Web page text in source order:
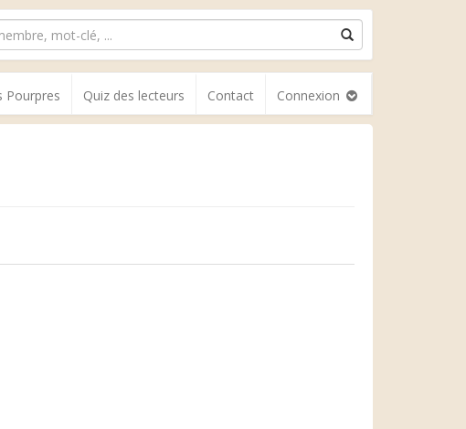
Pourpres Quiz des lecteurs Contact Connexion